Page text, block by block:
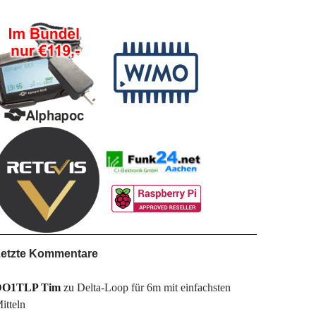
Kommentare
Timzu Delta-Loop für 6m mit einfachsten